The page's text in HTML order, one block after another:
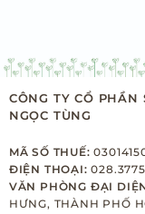
CÔNG TY CỔ PHẦN
NGỌC TÙNG
MÃ SỐ THUẾ:
ĐIỆN THOẠI:
VĂN PHÒNG ĐẠI
HƯNG, THÀNH PHỐ